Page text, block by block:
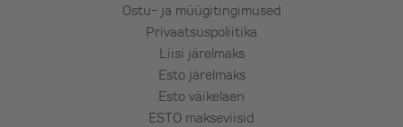
Ostu- ja müügitingimused
Privaatsuspoliitika
Liisi järelmaks
Esto järelmaks
Esto väikelaen
ESTO makseviisid